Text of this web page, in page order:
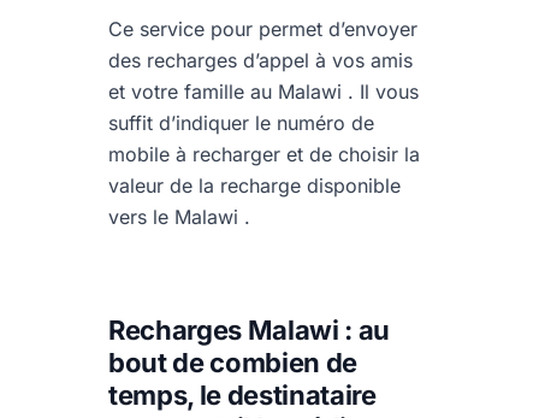
Ce service pour permet d’envoyer
des recharges d’appel à vos amis
et votre famille au Malawi . Il vous
suffit d’indiquer le numéro de
mobile à recharger et de choisir la
valeur de la recharge disponible
vers le Malawi .
Recharges Malawi : au
bout de combien de
temps, le destinataire